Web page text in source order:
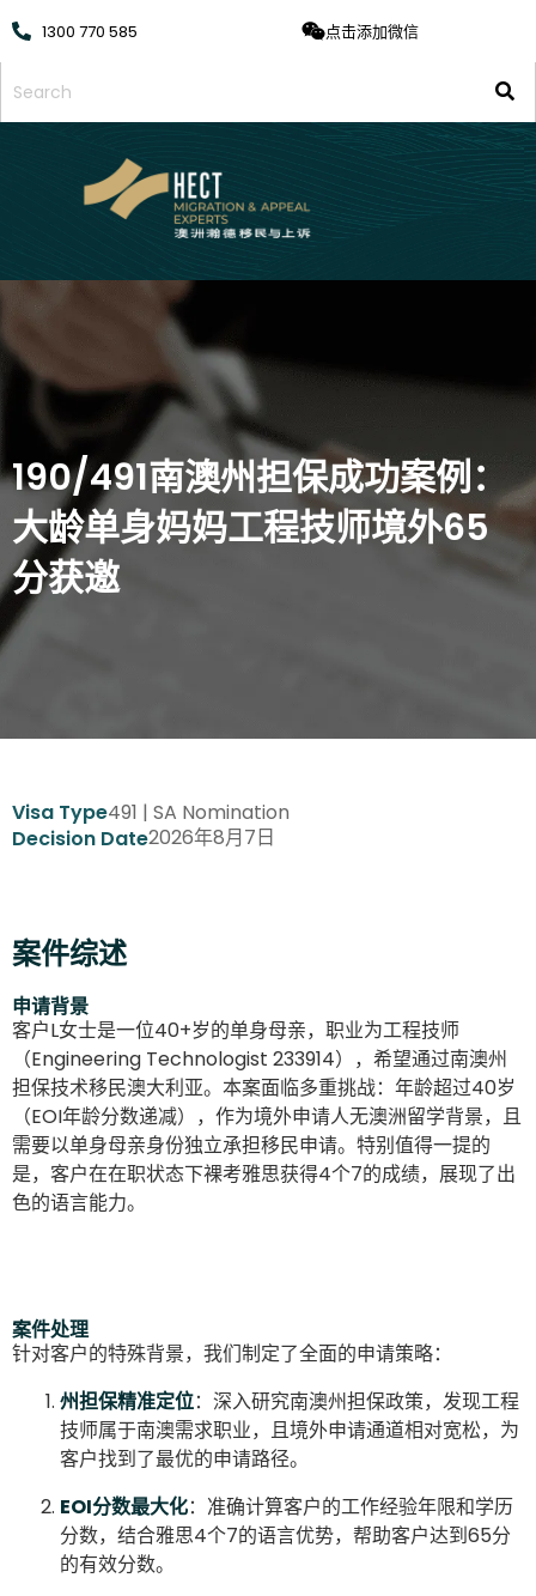
1300 770 585 点击添加微信
190/491南澳州担保成功案例：
大龄单身妈妈工程技师境外65
分获邀
Visa Type491 | SA Nomination
Decision Date2026年8月7日
案件综述
申请背景
客户L女士是一位40+岁的单身母亲，职业为工程技师
（Engineering Technologist 233914），希望通过南澳州
担保技术移民澳大利亚。本案面临多重挑战：年龄超过40岁
（EOI年龄分数递减），作为境外申请人无澳洲留学背景，且
需要以单身母亲身份独立承担移民申请。特别值得一提的
是，客户在在职状态下裸考雅思获得4个7的成绩，展现了出
色的语言能力。
案件处理
针对客户的特殊背景，我们制定了全面的申请策略：
州担保精准定位：深入研究南澳州担保政策，发现工程
技师属于南澳需求职业，且境外申请通道相对宽松，为
客户找到了最优的申请路径。
EOI分数最大化：准确计算客户的工作经验年限和学历
分数，结合雅思4个7的语言优势，帮助客户达到65分
的有效分数。